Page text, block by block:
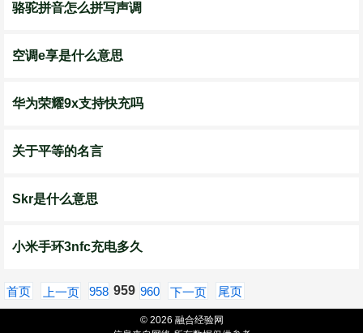
骆驼拼音怎么拼写声调
空调e享是什么意思
华为荣耀9x支持快充吗
关于平等的名言
Skr是什么意思
小米手环3nfc充电多久
首页 上一页 958 959 960 下一页 尾页
© 2026 融合经验网